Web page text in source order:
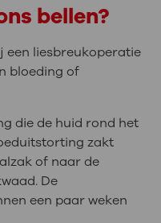
bellen?
een liesbreukoperatie
bloeding of
die de huid rond het
zakt
of naar de
De
een paar weken